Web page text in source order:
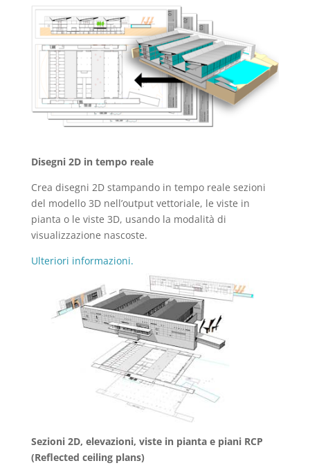
Disegni 2D in tempo reale
Crea disegni 2D stampando in tempo reale sezioni
del modello 3D nell’output vettoriale, le viste in
pianta o le viste 3D, usando la modalità di
visualizzazione nascoste.
Ulteriori informazioni.
Sezioni 2D, elevazioni, viste in pianta e piani RCP
(Reflected ceiling plans)